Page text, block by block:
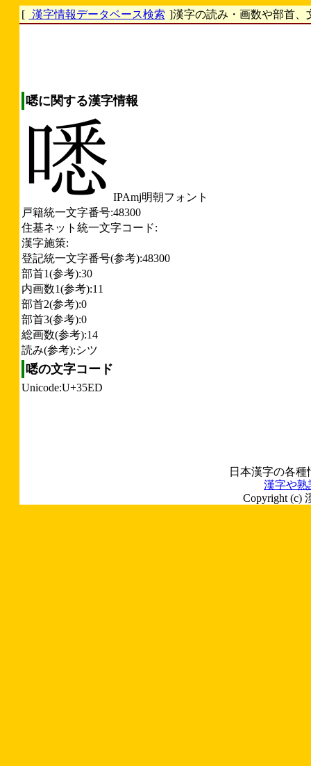
[ 漢字情報データベース検索 ]漢字の読み・画数や部首、
㗭に関する漢字情報
IPAmj明朝フォント
戸籍統一文字番号:48300
住基ネット統一文字コード:
漢字施策:
登記統一文字番号(参考):48300
部首1(参考):30
内画数1(参考):11
部首2(参考):0
部首3(参考):0
総画数(参考):14
読み(参考):シツ
㗭の文字コード
Unicode:U+35ED
日本漢字の各
漢字や熟
Copyright (c)